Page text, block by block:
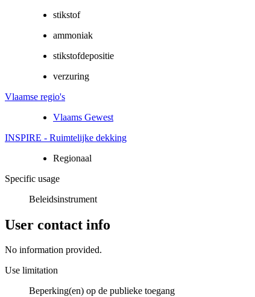
stikstof
ammoniak
stikstofdepositie
verzuring
Vlaamse regio's
Vlaams Gewest
INSPIRE - Ruimtelijke dekking
Regionaal
Specific usage
Beleidsinstrument
User contact info
No information provided.
Use limitation
Beperking(en) op de publieke toegang